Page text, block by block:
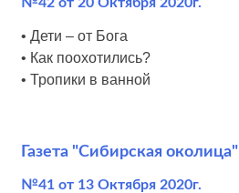
• Дети – от Бога
• Как поохотились?
• Тропики в ванной
Газета "Сибирская околица"
№41 от 13 Октября 2020г.